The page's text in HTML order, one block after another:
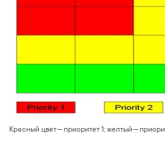
Красный цвет — приоритет 1; желтый —